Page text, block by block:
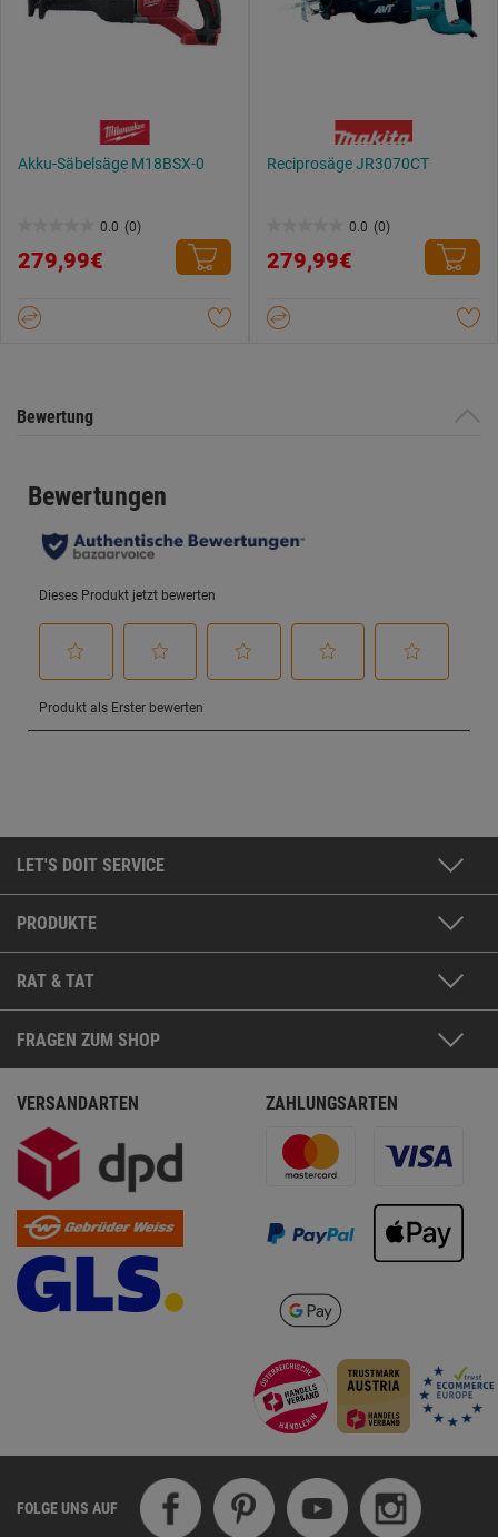
Akku-Säbelsäge M18BSX-0
0.0 (0)
von
Sternen.
279,99€
Reciprosäge JR3070CT
0.0 (0)
von
Sternen.
279,99€
Bewertung
LET'S DOIT SERVICE
PRODUKTE
RAT & TAT
FRAGEN ZUM SHOP
VERSANDARTEN ZAHLUNGSARTEN
FOLGE UNS AUF